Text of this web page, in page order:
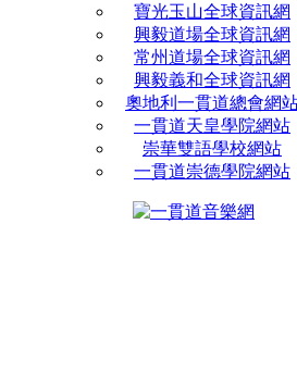
寶光玉山全球資訊網
興毅道場全球資訊網
常州道場全球資訊網
興毅義和全球資訊網
奧地利一貫道總會網
一貫道天皇學院網站
崇華雙語學校網站
一貫道崇德學院網站